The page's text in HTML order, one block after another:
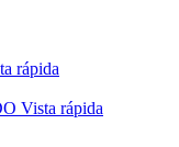
rápida
Vista rápida